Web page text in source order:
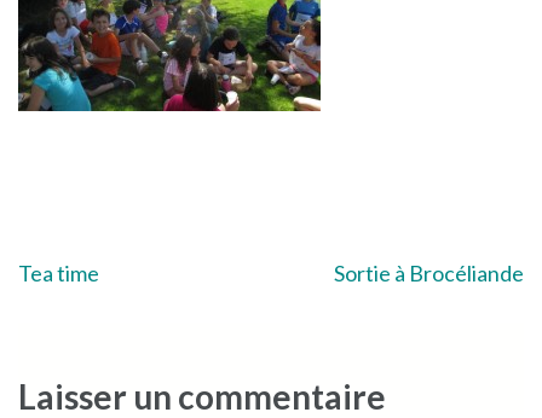
Navigation
l’article
Tea time Sortie à Brocéliande
Laisser un commentaire